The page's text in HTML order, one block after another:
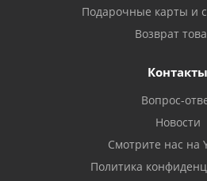
Подарочные карты и
Возврат
Контакты
Вопрос-
Новости
Смотрите нас на
Политика